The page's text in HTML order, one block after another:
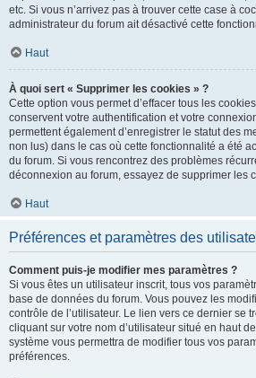
etc. Si vous n’arrivez pas à trouver cette case à
administrateur du forum ait désactivé cette
Haut
À quoi sert « Supprimer les cookies » ?
Cette option vous permet d’effacer tous les
conservent votre authentification et votre
permettent également d’enregistrer le statut des
non lus) dans le cas où cette fonctionnalité a été
du forum. Si vous rencontrez des problèmes
déconnexion au forum, essayez de supprimer les
Haut
Préférences et paramètres des
Comment puis-je modifier mes paramètres ?
Si vous êtes un utilisateur inscrit, tous vos
base de données du forum. Vous pouvez les
contrôle de l’utilisateur. Le lien vers ce dernier se
cliquant sur votre nom d’utilisateur situé en haut
système vous permettra de modifier tous vos
préférences.